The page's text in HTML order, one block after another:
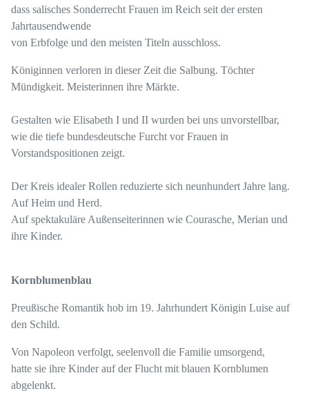
dass salisches Sonderrecht Frauen im Reich seit der ersten
Jahrtausendwende
von Erbfolge und den meisten Titeln ausschloss.
Königinnen verloren in dieser Zeit die Salbung. Töchter
Mündigkeit. Meisterinnen ihre Märkte.
Gestalten wie Elisabeth I und II wurden bei uns unvorstellbar,
wie die tiefe bundesdeutsche Furcht vor Frauen in
Vorstandspositionen zeigt.
Der Kreis idealer Rollen reduzierte sich neunhundert Jahre lang.
Auf Heim und Herd.
Auf spektakuläre Außenseiterinnen wie Courasche, Merian und
ihre Kinder.
Kornblumenblau
Preußische Romantik hob im 19. Jahrhundert Königin Luise auf
den Schild.
Von Napoleon verfolgt, seelenvoll die Familie umsorgend,
hatte sie ihre Kinder auf der Flucht mit blauen Kornblumen
abgelenkt.